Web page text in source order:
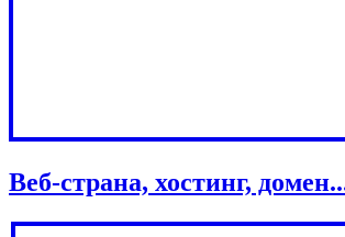
Веб-страна, хостинг,